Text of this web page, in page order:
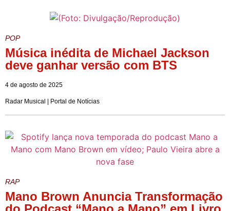
POP
Música inédita de Michael Jackson
deve ganhar versão com BTS
4 de agosto de 2025
Radar Musical | Portal de Notícias
RAP
Mano Brown Anuncia Transformação